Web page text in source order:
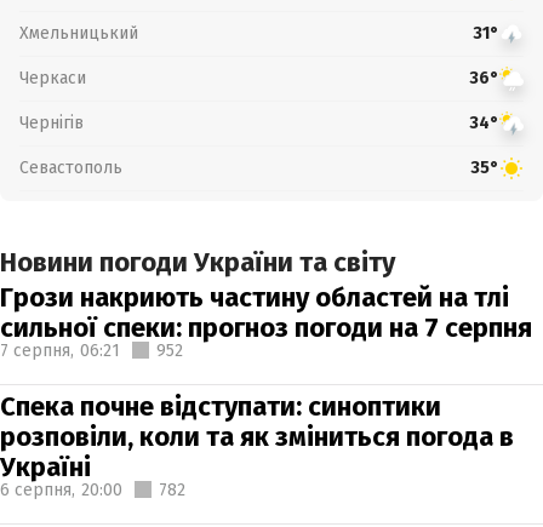
Хмельницький 31°
Черкаси 36°
Чернігів 34°
Севастополь 35°
Новини погоди України та світу
Грози накриють частину областей на тлі
сильної спеки: прогноз погоди на 7 серпня
7 серпня, 06:21 952
Спека почне відступати: синоптики
розповіли, коли та як зміниться погода в
Україні
6 серпня, 20:00 782